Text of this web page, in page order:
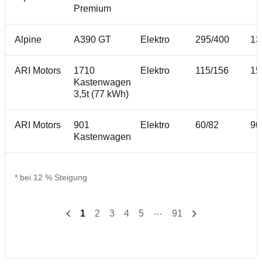
Premium
Alpine A390 GT Elektro 295/400
ARI Motors
1710
Kastenwagen
3,5t (77 kWh)
Elektro 115/156
ARI Motors
901
Kastenwagen
Elektro 60/82
* bei 12 % Steigung
1 2 3 4 5 … 91